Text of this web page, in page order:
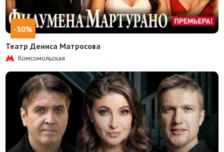
-30%
Театр Дениса Матросова
Комсомольская